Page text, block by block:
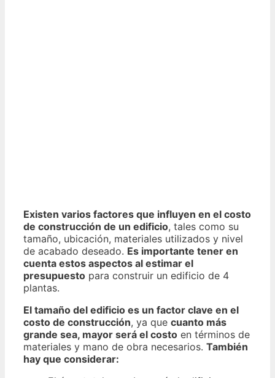
Existen varios factores que influyen en el costo
de construcción de un edificio, tales como su
tamaño, ubicación, materiales utilizados y nivel
de acabado deseado. Es importante tener en
cuenta estos aspectos al estimar el
presupuesto para construir un edificio de 4
plantas.
El tamaño del edificio es un factor clave en el
costo de construcción, ya que cuanto más
grande sea, mayor será el costo en términos de
materiales y mano de obra necesarios. También
hay que considerar: